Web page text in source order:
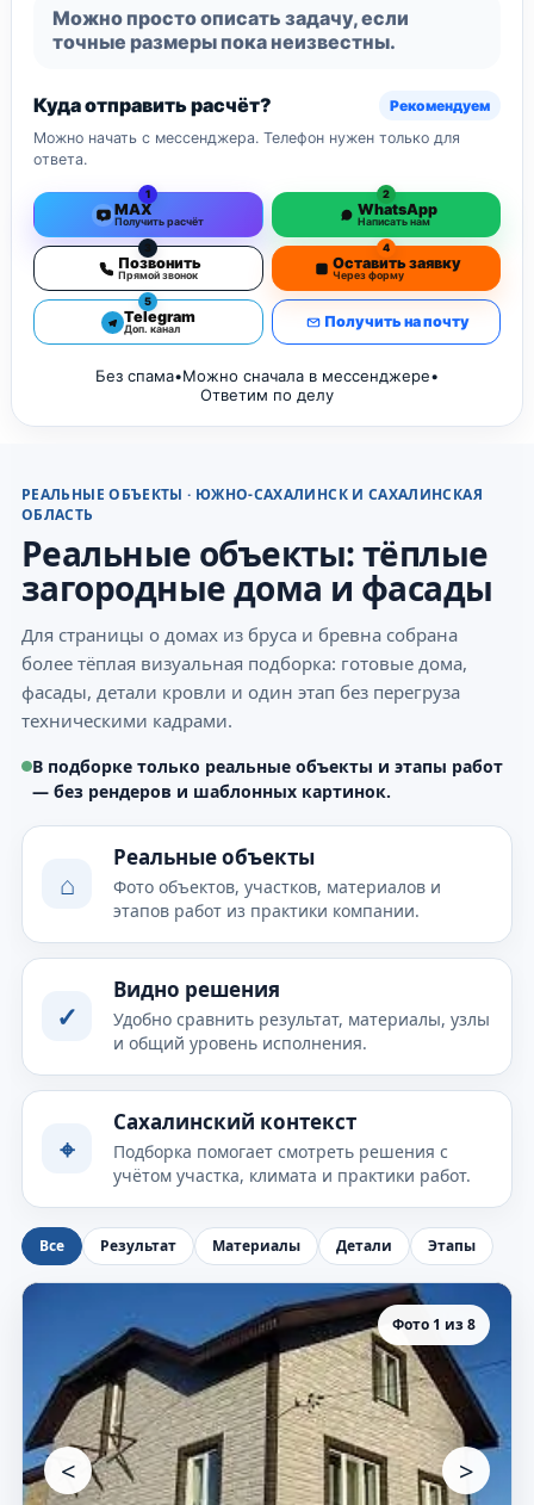
Можно просто описать задачу, если
точные размеры пока неизвестны.
Куда отправить расчёт?
Рекомендуем
Можно начать с мессенджера. Телефон нужен только для
ответа.
1
MAX
Получить расчёт
2
WhatsApp
Написать нам
3
Позвонить
Прямой звонок
4
Оставить заявку
Через форму
5
Telegram
Доп. канал Получить на почту
Без спама•Можно сначала в мессенджере•
Ответим по делу
РЕАЛЬНЫЕ ОБЪЕКТЫ · ЮЖНО-САХАЛИНСК И САХАЛИНСКАЯ
ОБЛАСТЬ
Реальные объекты: тёплые
загородные дома и фасады
Для страницы о домах из бруса и бревна собрана
более тёплая визуальная подборка: готовые дома,
фасады, детали кровли и один этап без перегруза
техническими кадрами.
В подборке только реальные объекты и этапы работ
— без рендеров и шаблонных картинок.
⌂
Реальные объекты
Фото объектов, участков, материалов и
этапов работ из практики компании.
✓
Видно решения
Удобно сравнить результат, материалы, узлы
и общий уровень исполнения.
⌖
Сахалинский контекст
Подборка помогает смотреть решения с
учётом участка, климата и практики работ.
Все Результат Материалы Детали Этапы
Фото 1 из 8
< >